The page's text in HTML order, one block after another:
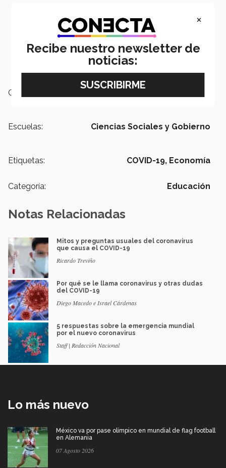
Campus:
Escuelas: Ciencias Sociales y Gobierno
Etiquetas: COVID-19, Economía
Categoría: Educación
Notas Relacionadas
Mitos y preguntas usuales del coronavirus
que causa el COVID-19
Ricardo Treviño
Por qué se le llama coronavirus y otras dudas
del COVID-19
Diego Macedo e Israel Cárdenas
5 respuestas sobre la emergencia mundial
por el nuevo coronavirus
Staff | Redacción Nacional
Lo más nuevo
México va por pase olímpico en mundial de flag football
en Alemania
07 Agosto 2026
×
Recibe nuestro newsletter de
noticias: